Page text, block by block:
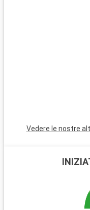
edifici presenti, e dalla
gastronomia attorno
Vedere le nostre